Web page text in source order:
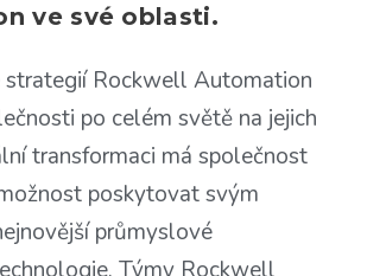
ve své oblasti.
strategií Rockwell Automation
po celém světě na jejich
transformaci má společnost
poskytovat svým
průmyslové
Týmy Rockwell